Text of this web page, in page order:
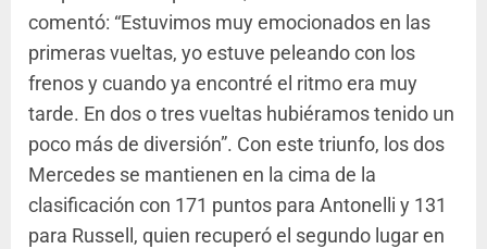
comentó: “Estuvimos muy emocionados en las
primeras vueltas, yo estuve peleando con los
frenos y cuando ya encontré el ritmo era muy
tarde. En dos o tres vueltas hubiéramos tenido un
poco más de diversión”. Con este triunfo, los dos
Mercedes se mantienen en la cima de la
clasificación con 171 puntos para Antonelli y 131
para Russell, quien recuperó el segundo lugar en